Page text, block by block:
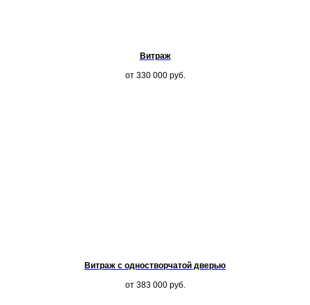
Витраж
от 330 000 руб.
Витраж с одностворчатой дверью
от 383 000 руб.